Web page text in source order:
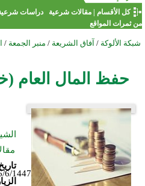
كل الأقسام |مقالات شرعية دراسات
من ثمرات المواقع
شبكة الألوكة / آفاق الشريعة / منبر الجمعة /
حفظ المال العام
16/6/1447